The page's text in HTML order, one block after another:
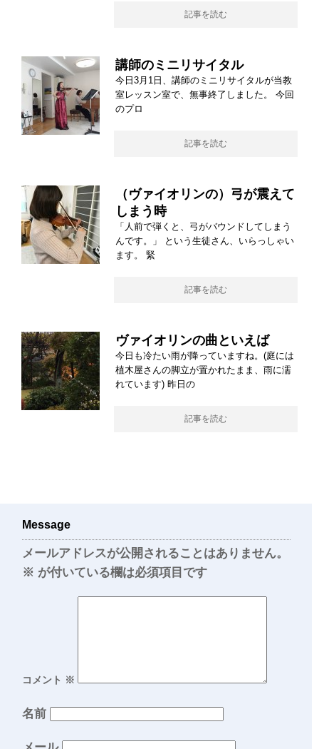
記事を読む
講師のミニリサイタル
今日3月1日、講師のミニリサイタルが当教
室レッスン室で、無事終了しました。 今回
のプロ
記事を読む
（ヴァイオリンの）弓が震えて
しまう時
「人前で弾くと、弓がバウンドしてしまう
んです。」 という生徒さん、いらっしゃい
ます。 緊
記事を読む
ヴァイオリンの曲といえば
今日も冷たい雨が降っていますね。(庭には
植木屋さんの脚立が置かれたまま、雨に濡
れています) 昨日の
記事を読む
Message
メールアドレスが公開されることはありません。
※ が付いている欄は必須項目です
コメント ※
名前